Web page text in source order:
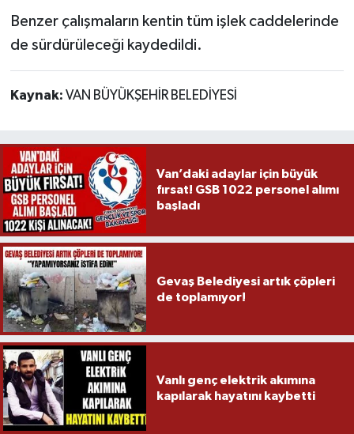
Benzer çalışmaların kentin tüm işlek caddelerinde
de sürdürüleceği kaydedildi.
Kaynak: VAN BÜYÜKŞEHİR BELEDİYESİ
Van’daki adaylar için büyük
fırsat! GSB 1022 personel alımı
başladı
Gevaş Belediyesi artık çöpleri
de toplamıyor!
Vanlı genç elektrik akımına
kapılarak hayatını kaybetti